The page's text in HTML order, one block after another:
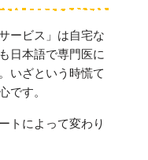
ービス」は自宅な
日本語で専門医に
いざという時慌て
です。
トによって変わり